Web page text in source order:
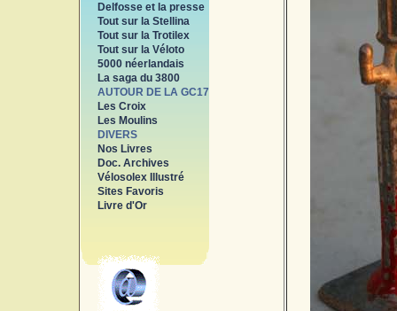
Delfosse et la presse
Tout sur la Stellina
Tout sur la Trotilex
Tout sur la Véloto
5000 néerlandais
La saga du 3800
AUTOUR DE LA GC17
Les Croix
Les Moulins
DIVERS
Nos Livres
Doc. Archives
Vélosolex Illustré
Sites Favoris
Livre d'Or